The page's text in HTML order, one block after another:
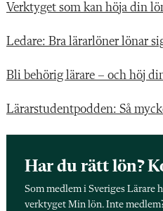
Verktyget som kan höja din
Ledare: Bra lärarlöner lönar
Bli behörig lärare – och höj
Lärarstudentpodden: Så
Har du rätt lön?
Som medlem i Sveriges
verktyget Min lön. Inte